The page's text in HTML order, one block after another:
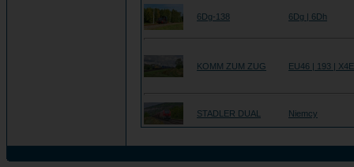
6Dg-138 6Dg | 6Dh
KOMM ZUM ZUG EU46 | 193 |
STADLER DUAL Niemcy